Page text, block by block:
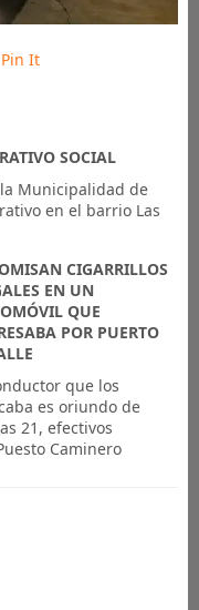
Pin It
SOCIAL
Municipalidad de
en el barrio Las
CIGARRILLOS
EN UN
QUE
POR PUERTO
que los
es oriundo de
21, efectivos
Caminero